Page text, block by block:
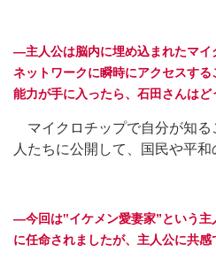
―主人公は脳内に埋め込まれたマイ
ネットワークに瞬時にアクセスす
能力が手に入ったら、石田さんはど
マイクロチップで自分が知る
人たちに公開して、国民や平和
―今回は‟イケメン愛妻家”という主
に任命されましたが、主人公に共感